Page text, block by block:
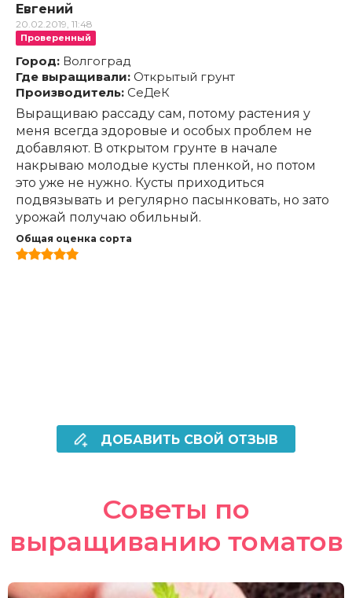
Евгений
20.02.2019, 11:48
Проверенный
Город: Волгоград
Где выращивали: Открытый грунт
Производитель: СеДеК
Выращиваю рассаду сам, потому растения у
меня всегда здоровые и особых проблем не
добавляют. В открытом грунте в начале
накрываю молодые кусты пленкой, но потом
это уже не нужно. Кусты приходиться
подвязывать и регулярно пасынковать, но зато
урожай получаю обильный.
Общая оценка сорта
ДОБАВИТЬ СВОЙ ОТЗЫВ
Советы по
выращиванию томатов